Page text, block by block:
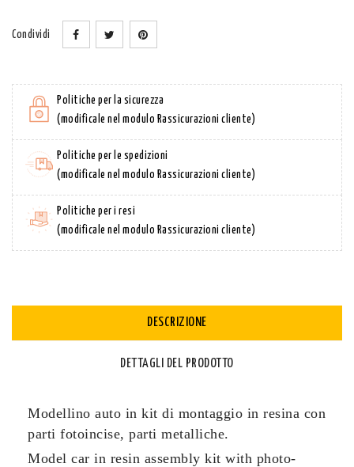
Condividi
Politiche per la sicurezza
(modificale nel modulo Rassicurazioni cliente)
Politiche per le spedizioni
(modificale nel modulo Rassicurazioni cliente)
Politiche per i resi
(modificale nel modulo Rassicurazioni cliente)
DESCRIZIONE
DETTAGLI DEL PRODOTTO
Modellino auto in kit di montaggio in resina con
parti fotoincise, parti metalliche.
Model car in resin assembly kit with photo-